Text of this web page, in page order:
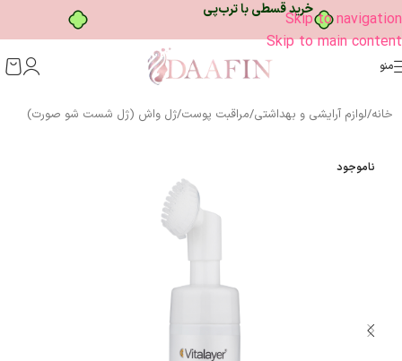
۴ قسط، بدون کارمزد
Skip to navigation
Skip to main content
منو
خانه/لوازم آرایشی و بهداشتی/مراقبت پوست/ژل واش (ژل شست شو صورت)
ناموجود